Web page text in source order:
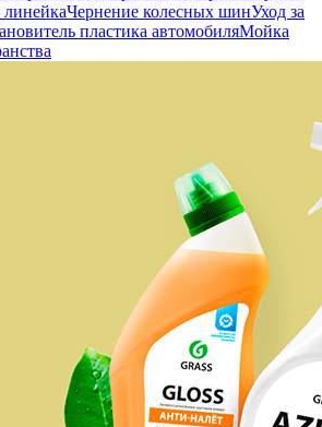
Чернение колесных шинУход за
пластика автомобиляМойка